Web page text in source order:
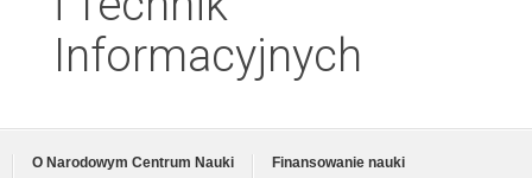
Informacyjnych
O Narodowym Centrum Nauki
Finansowanie nauki